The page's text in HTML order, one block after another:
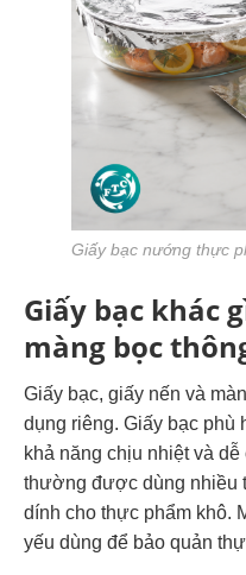
Giấy bạc nướng thực
Giấy bạc khác
màng bọc
Giấy bạc, giấy nến và
dụng riêng. Giấy bạc
khả năng chịu nhiệt và
thường được dùng nhiều
dính cho thực phẩm khô.
yếu dùng để bảo quản